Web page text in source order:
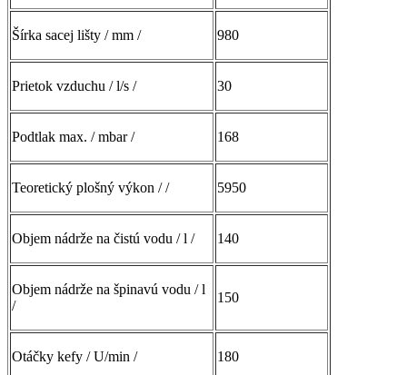
Šírka sacej lišty / mm / 980
Prietok vzduchu / l/s / 30
Podtlak max. / mbar / 168
Teoretický plošný výkon / / 5950
Objem nádrže na čistú vodu / l / 140
Objem nádrže na špinavú vodu / l
/
150
Otáčky kefy / U/min / 180